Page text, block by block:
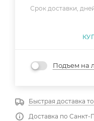
Срок доставки,
Подъем на
Быстрая доставка
Доставка по Санкт-